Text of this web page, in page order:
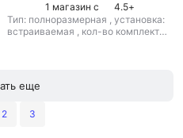
1 магазин с 4.5+
Тип: полноразмерная , установка:
встраиваемая , кол-во комплектов
энергопотребление за цикл: 0.64
тип сушки: турбо
еще
2 3